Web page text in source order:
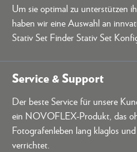
Um sie optimal zu unterstützen
haben wir eine Auswahl an
Stativ Set Finder Stativ Set
Service & Support
Der beste Service für unsere
ein NOVOFLEX-Produkt, das
Fotografenleben lang klaglos
verrichtet.